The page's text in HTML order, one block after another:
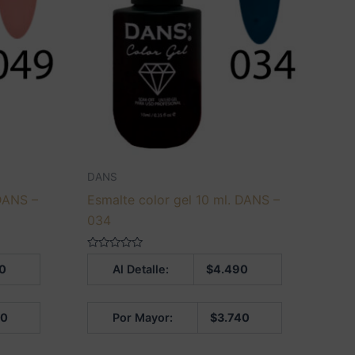
–
DANS
Esmalte color gel 10 ml. DANS –
034
Al Detalle: $4.490
Por Mayor: $3.740